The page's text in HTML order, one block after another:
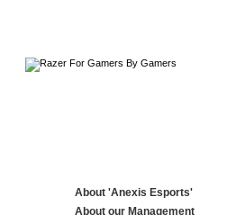
About 'Anexis Esports'
About our Management